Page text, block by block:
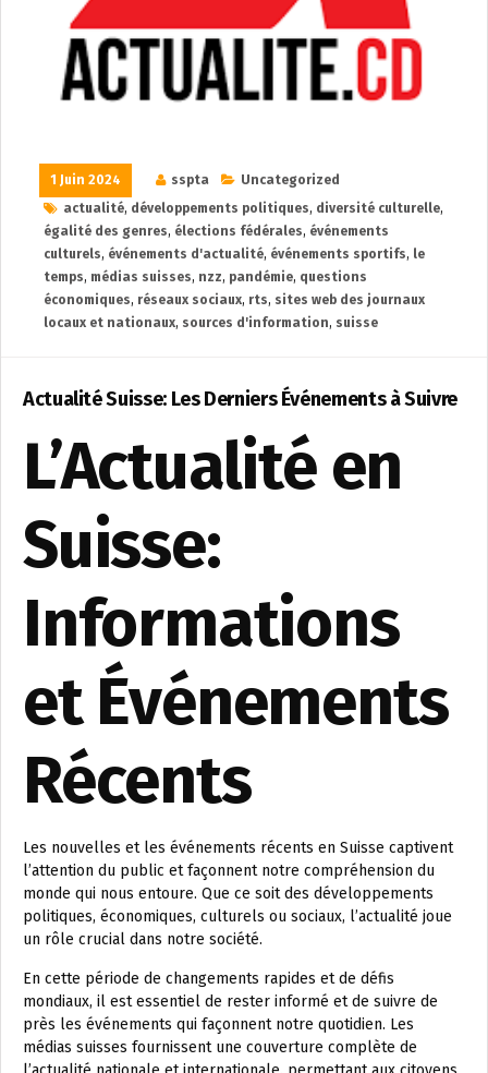
1 Juin 2024 sspta
Uncategorized
actualité, développements politiques, diversité culturelle,
égalité des genres, élections fédérales, événements
culturels, événements d'actualité, événements sportifs, le
temps, médias suisses, nzz, pandémie, questions
économiques, réseaux sociaux, rts, sites web des journaux
locaux et nationaux, sources d'information, suisse
Actualité Suisse: Les Derniers Événements à Suivre
L’Actualité en
Suisse:
Informations
et Événements
Récents
Les nouvelles et les événements récents en Suisse captivent
l’attention du public et façonnent notre compréhension du
monde qui nous entoure. Que ce soit des développements
politiques, économiques, culturels ou sociaux, l’actualité joue
un rôle crucial dans notre société.
En cette période de changements rapides et de défis
mondiaux, il est essentiel de rester informé et de suivre de
près les événements qui façonnent notre quotidien. Les
médias suisses fournissent une couverture complète de